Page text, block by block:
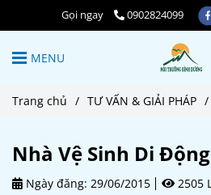
Gọi ngay 0902824099
MENU
Trang chủ / TƯ VẤN & GIẢI PHÁP /
Nhà Vệ Sinh Di
Ngày đăng: 29/06/2015
2505